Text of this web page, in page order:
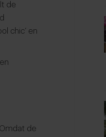
de
chic’ en
de